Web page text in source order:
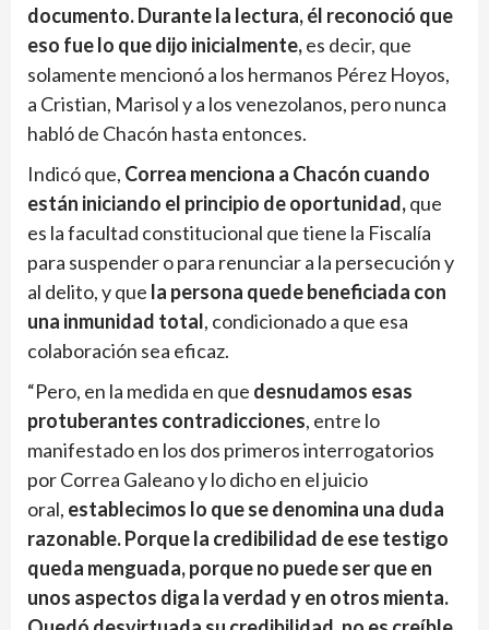
documento. Durante la lectura, él reconoció que
eso fue lo que dijo inicialmente,es decir, que
solamente mencionó a los hermanos Pérez Hoyos,
a Cristian, Marisol y a los venezolanos, pero nunca
habló de Chacón hasta entonces.
Indicó que, Correa menciona a Chacón cuando
están iniciando el principio de oportunidad,que
es la facultad constitucional que tiene la Fiscalía
para suspender o para renunciar a la persecución y
al delito, y que la persona quede beneficiada con
una inmunidad total, condicionado a que esa
colaboración sea eficaz.
“Pero, en la medida en que desnudamos esas
protuberantes contradicciones, entre lo
manifestado en los dos primeros interrogatorios
por Correa Galeano y lo dicho en el juicio
oral, establecimos lo que se denomina una duda
razonable. Porque la credibilidad de ese testigo
queda menguada, porque no puede ser que en
unos aspectos diga la verdad y en otros mienta.